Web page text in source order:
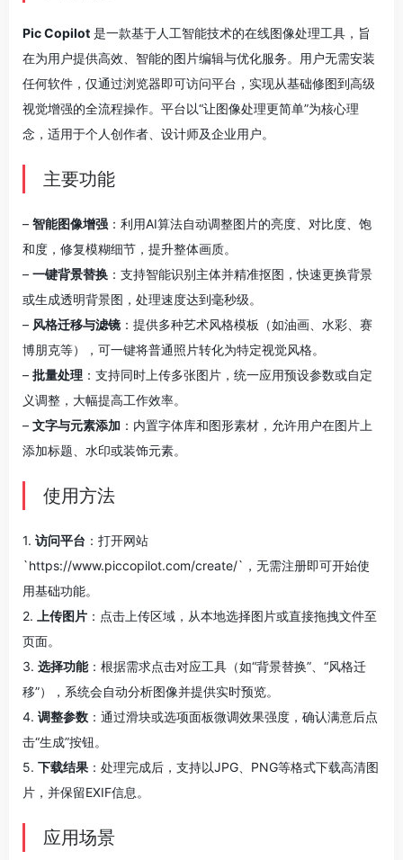
Pic Copilot 是一款基于人工智能技术的在线图像处理工具，旨
在为用户提供高效、智能的图片编辑与优化服务。用户无需安装
任何软件，仅通过浏览器即可访问平台，实现从基础修图到高级
视觉增强的全流程操作。平台以“让图像处理更简单”为核心理
念，适用于个人创作者、设计师及企业用户。
主要功能
– 智能图像增强 ：利用AI算法自动调整图片的亮度、对比度、饱
和度，修复模糊细节，提升整体画质。
– 一键背景替换 ：支持智能识别主体并精准抠图，快速更换背景
或生成透明背景图，处理速度达到毫秒级。
– 风格迁移与滤镜 ：提供多种艺术风格模板（如油画、水彩、赛
博朋克等），可一键将普通照片转化为特定视觉风格。
– 批量处理 ：支持同时上传多张图片，统一应用预设参数或自定
义调整，大幅提高工作效率。
– 文字与元素添加 ：内置字体库和图形素材，允许用户在图片上
添加标题、水印或装饰元素。
使用方法
1. 访问平台 ：打开网站
`https://www.piccopilot.com/create/`，无需注册即可开始使
用基础功能。
2.
上传图片 ：点击上传区域，从本地选择图片或直接拖拽文件至
页面。
3. 选择功能：根据需求点击对应工具（如“背景替换”、“风格迁
移”），系统会自动分析图像并提供实时预览。
4. 调整参数 ：通过滑块或选项面板微调效果强度，确认满意后点
击“生成”按钮。
5. 下载结果 ：处理完成后，支持以JPG、PNG等格式下载高清图
片，并保留EXIF信息。
应用场景